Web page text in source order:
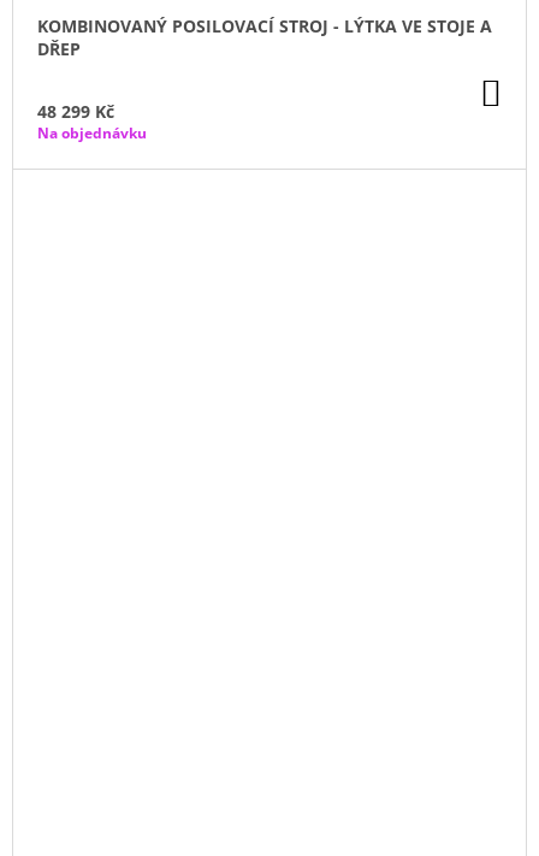
KOMBINOVANÝ POSILOVACÍ STROJ - LÝTKA VE STOJE A
DŘEP
48 299 Kč
Na objednávku